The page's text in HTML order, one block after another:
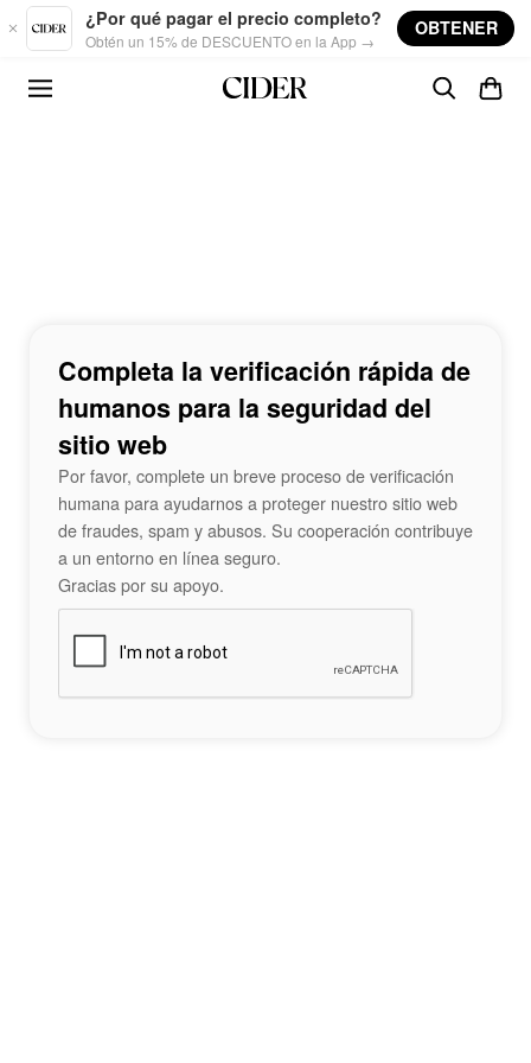
Skip to main content
¿Por qué pagar el precio completo?
Obtén un 15% de DESCUENTO en la App →
OBTENER
Completa la verificación rápida de
humanos para la seguridad del
sitio web
Por favor, complete un breve proceso de verificación
humana para ayudarnos a proteger nuestro sitio web
de fraudes, spam y abusos. Su cooperación contribuye
a un entorno en línea seguro.
Gracias por su apoyo.